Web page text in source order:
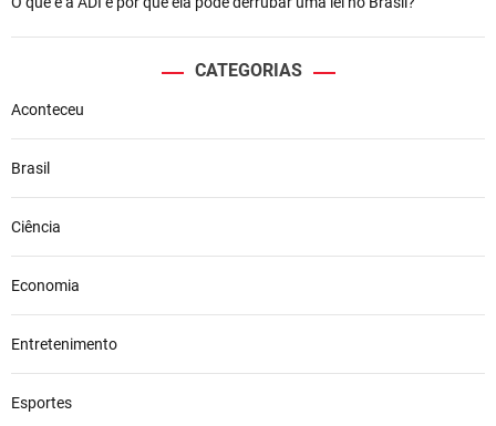
CATEGORIAS
Aconteceu
Brasil
Ciência
Economia
Entretenimento
Esportes